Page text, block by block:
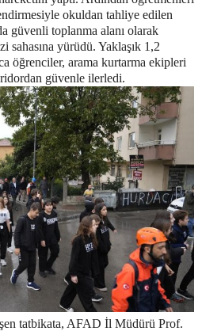
okuldan tahliye edilen
güvenli toplanma alanı olarak
yürüdü. Yaklaşık 1,2
öğrenciler, arama kurtarma ekipleri
güvenle ilerledi.
tatbikata, AFAD İl Müdürü Prof.